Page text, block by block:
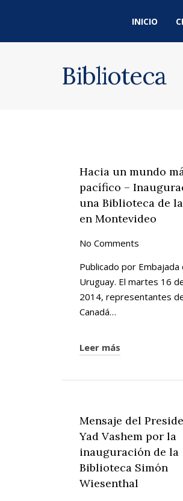
INICIO
Biblioteca
Hacia un mundo
pacífico –
una Biblioteca de
en Montevideo
No Comments
Publicado por Embajada
Uruguay. El martes 16
2014, representantes
Canadá…
Leer más
Mensaje del
Yad Vashem por la
inauguración de la
Biblioteca Simón
Wiesenthal